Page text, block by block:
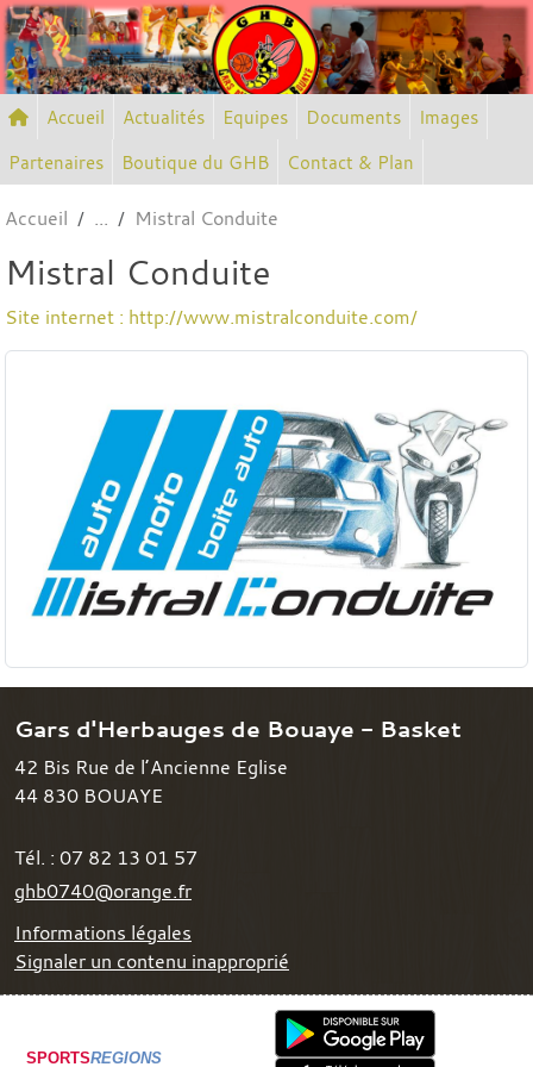
Accueil Actualités Equipes Documents
Images
Partenaires
Boutique du GHB Contact & Plan
Accueil Mistral Conduite
Mistral Conduite
Site internet : http://www.mistralconduite.com/
Gars d'Herbauges de Bouaye - Basket
42 Bis Rue de l’Ancienne Eglise
44 830 BOUAYE
Tél. : 07 82 13 01 57
ghb0740@orange.fr
Informations légales
Signaler un contenu inapproprié
SPORTSREGIONS
Panneau de gestion des cookies